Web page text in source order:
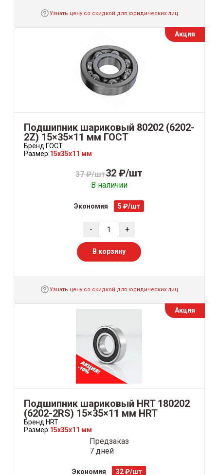
Узнать цену со скидкой для юридических лиц
Акция
Подшипник шариковый 80202 (6202-
2Z) 15×35×11 мм ГОСТ
Бренд:ГОСТ
Размер:15x35x11 мм
37 ₽/шт32 ₽/шт
В наличии
Экономия 5 ₽/шт
- +
В корзину
Узнать цену со скидкой для юридических лиц
Акция
Подшипник шариковый HRT 180202
(6202-2RS) 15×35×11 мм HRT
Бренд:HRT
Размер:15x35x11 мм
Предзаказ
7 дней
Экономия 32 ₽/шт